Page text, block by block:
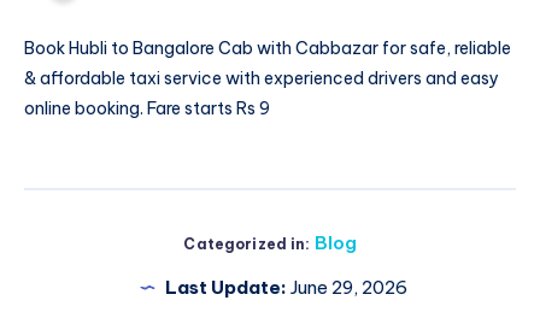
BookHubli to Bangalore Cab with Cabbazar for safe, reliable
& affordable taxi service with experienced drivers and easy
online booking. Fare starts Rs 9
Categorized in: Blog
Last Update: June 29, 2026